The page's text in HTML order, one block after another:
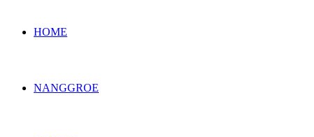
HOME
NANGGROE